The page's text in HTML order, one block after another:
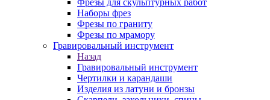
Фрезы для скульптурных работ
Наборы фрез
Фрезы по граниту
Фрезы по мрамору
Гравировальный инструмент
Назад
Гравировальный инструмент
Чертилки и карандаши
Изделия из латуни и бронзы